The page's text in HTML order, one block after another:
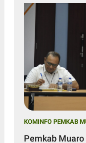
KOMINFO PEMKAB
Pemkab